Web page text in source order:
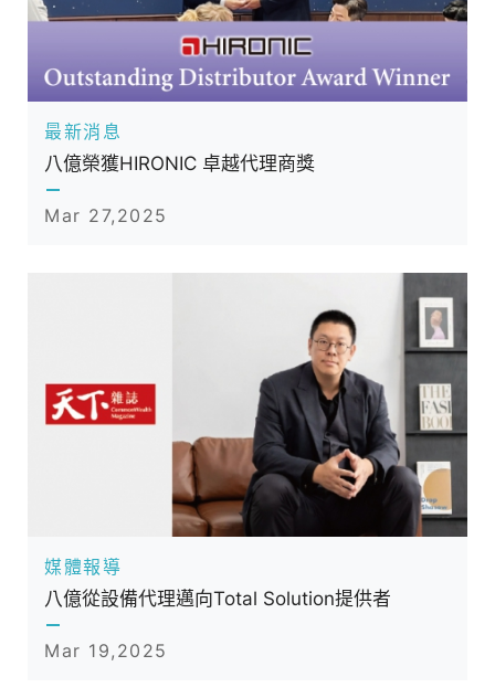
最新消息
八億榮獲HIRONIC 卓越代理商獎
Mar 27,2025
媒體報導
八億從設備代理邁向Total Solution提供者
Mar 19,2025